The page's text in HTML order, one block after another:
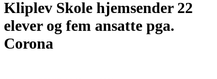
Kliplev Skole hjemsender 22
elever og fem ansatte pga.
Corona